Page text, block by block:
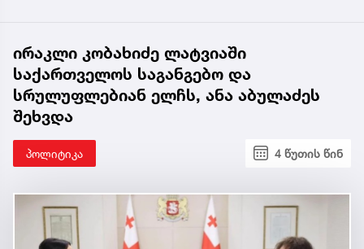
ირაკლი კობახიძე ლატვიაში
საქართველოს საგანგებო და
სრულუფლებიან ელჩს, ანა აბულაძეს
შეხვდა
პოლიტიკა 4 წუთის წინ